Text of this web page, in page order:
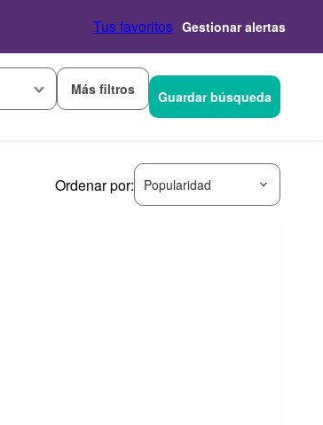
Tus favoritos Gestionar alertas
Más filtros Guardar búsqueda
Ordenar por: Popularidad